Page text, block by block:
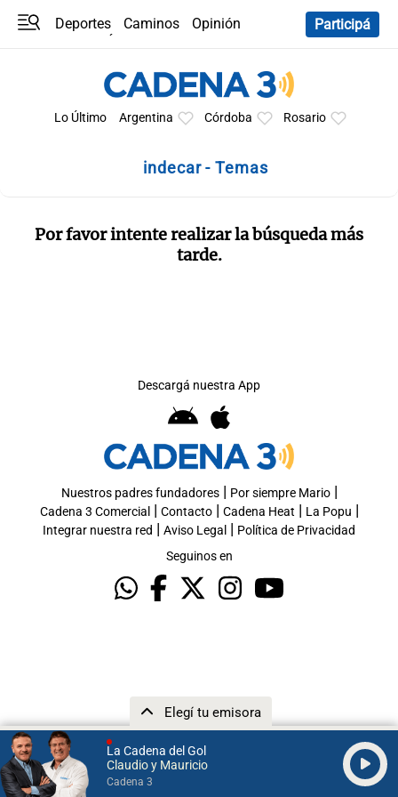
La Cadena del Gol
Claudio y Mauricio
Cadena 3
Elegí tu emisora
Deportes Caminos
Opinión
Participá
Lo Último Argentina Córdoba Rosario
indecar - Temas
Por favor intente realizar la búsqueda más
tarde.
Descargá nuestra App
Nuestros padres fundadores| Por siempre Mario|
Cadena 3 Comercial | Contacto| Cadena Heat | La Popu |
Integrar nuestra red | Aviso Legal | Política de Privacidad
Seguinos en